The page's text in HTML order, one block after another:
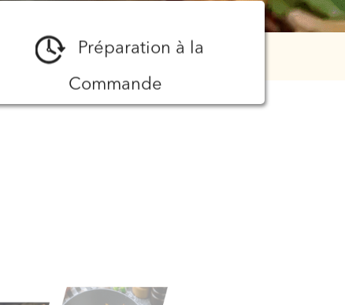
Préparation à la
Commande